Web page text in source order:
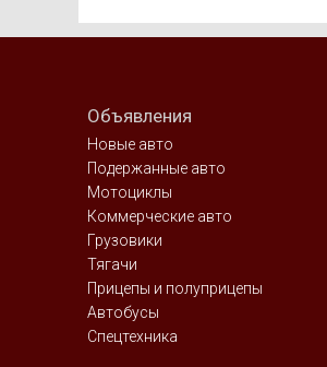
Объявления
Новые авто
Подержанные авто
Мотоциклы
Коммерческие авто
Грузовики
Тягачи
Прицепы и полуприцепы
Автобусы
Спецтехника